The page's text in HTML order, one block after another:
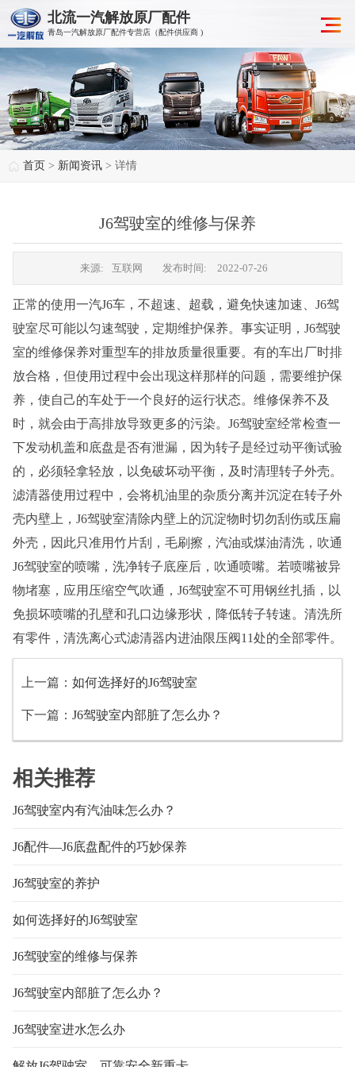
北流一汽解放原厂配件
青岛一汽解放原厂配件专营店（配件供应商 )
首页 > 新闻资讯 > 详情
J6驾驶室的维修与保养
来源: 互联网 发布时间: 2022-07-26
正常的使用一汽J6车，不超速、超载，避免快速加速、J6驾
驶室尽可能以匀速驾驶，定期维护保养。事实证明，J6驾驶
室的维修保养对重型车的排放质量很重要。有的车出厂时排
放合格，但使用过程中会出现这样那样的问题，需要维护保
养，使自己的车处于一个良好的运行状态。维修保养不及
时，就会由于高排放导致更多的污染。J6驾驶室经常检查一
下发动机盖和底盘是否有泄漏，因为转子是经过动平衡试验
的，必须轻拿轻放，以免破坏动平衡，及时清理转子外壳。
滤清器使用过程中，会将机油里的杂质分离并沉淀在转子外
壳内壁上，J6驾驶室清除内壁上的沉淀物时切勿刮伤或压扁
外壳，因此只准用竹片刮，毛刷擦，汽油或煤油清洗，吹通
J6驾驶室的喷嘴，洗净转子底座后，吹通喷嘴。若喷嘴被异
物堵塞，应用压缩空气吹通，J6驾驶室不可用钢丝扎插，以
免损坏喷嘴的孔壁和孔口边缘形状，降低转子转速。清洗所
有零件，清洗离心式滤清器内进油限压阀11处的全部零件。
上一篇： 如何选择好的J6驾驶室
下一篇： J6驾驶室内部脏了怎么办？
相关推荐
J6驾驶室内有汽油味怎么办？
J6配件—J6底盘配件的巧妙保养
J6驾驶室的养护
如何选择好的J6驾驶室
J6驾驶室的维修与保养
J6驾驶室内部脏了怎么办？
J6驾驶室进水怎么办